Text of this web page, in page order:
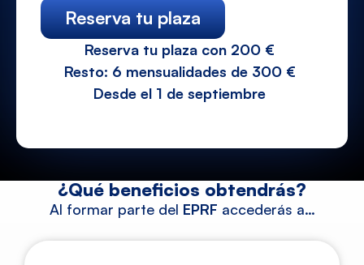
Reserva tu plaza
Reserva tu plaza con 200 €
Resto: 6 mensualidades de 300 €
Desde el 1 de septiembre
¿Qué beneficios obtendrás?
Al formar parte del EPRF accederás a…